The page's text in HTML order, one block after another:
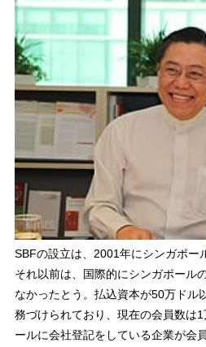
SBFの設立は、2001年にシンガポー
それ以前は、国際的にシンガポール
なかったとう。払込資本が50万ドル
務づけられており、現在の会員数は
ールに会社登記をしている企業が会